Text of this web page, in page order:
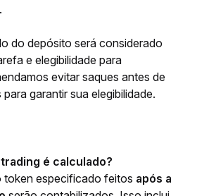
do depósito será considerado
e elegibilidade para
evitar saques antes de
garantir sua elegibilidade.
é calculado?
token especificado feitos após a